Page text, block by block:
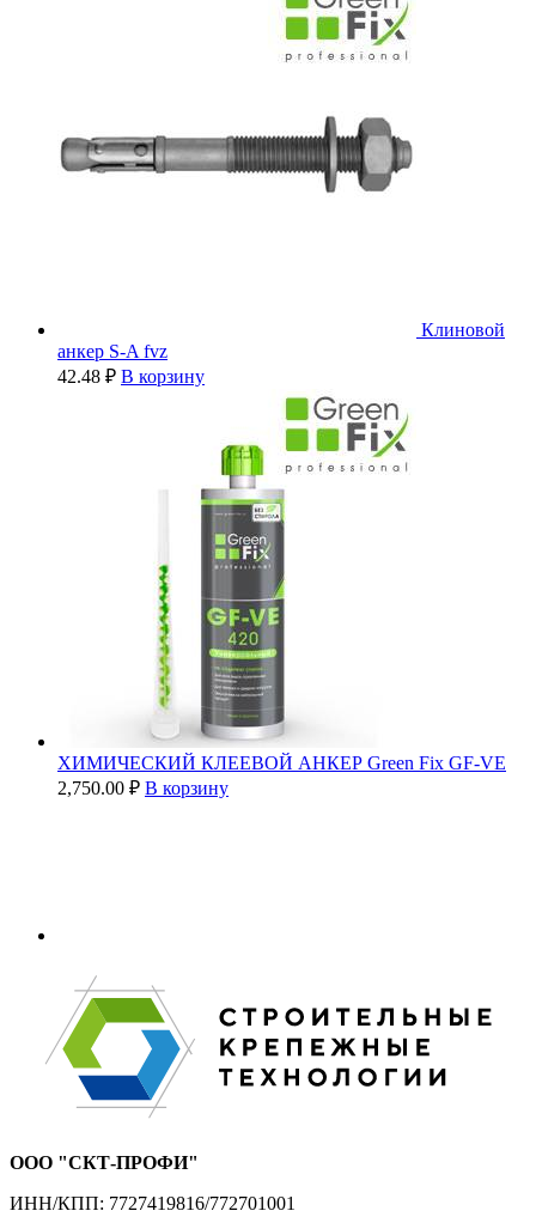
Клиновой
анкер S-A fvz
42.48 ₽ В корзину
ХИМИЧЕСКИЙ КЛЕЕВОЙ АНКЕР Green Fix GF-VE
2,750.00 ₽ В корзину
ООО "СКТ-ПРОФИ"
ИНН/КПП: 7727419816/772701001